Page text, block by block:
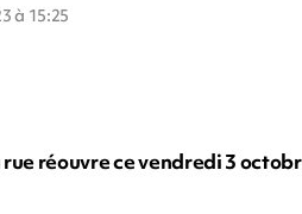
à 15:25
réouvre ce vendredi 3